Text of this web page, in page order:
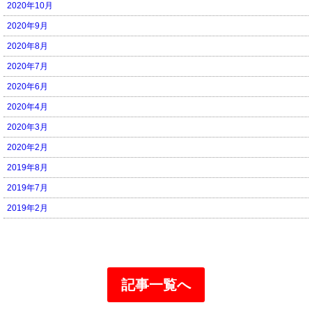
2020年10月
2020年9月
2020年8月
2020年7月
2020年6月
2020年4月
2020年3月
2020年2月
2019年8月
2019年7月
2019年2月
記事一覧へ